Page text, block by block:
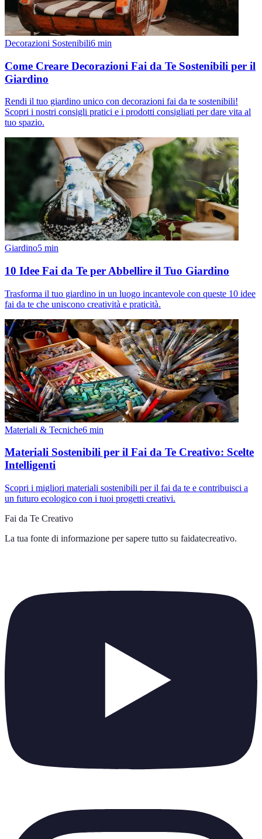
Decorazioni Sostenibili6 min
Come Creare Decorazioni Fai da Te Sostenibili per il
Giardino
Rendi il tuo giardino unico con decorazioni fai da te sostenibili!
Scopri i nostri consigli pratici e i prodotti consigliati per dare vita al
tuo spazio.
Giardino5 min
10 Idee Fai da Te per Abbellire il Tuo Giardino
Trasforma il tuo giardino in un luogo incantevole con queste 10 idee
fai da te che uniscono creatività e praticità.
Materiali & Tecniche6 min
Materiali Sostenibili per il Fai da Te Creativo: Scelte
Intelligenti
Scopri i migliori materiali sostenibili per il fai da te e contribuisci a
un futuro ecologico con i tuoi progetti creativi.
Fai da Te Creativo
La tua fonte di informazione per sapere tutto su faidatecreativo.